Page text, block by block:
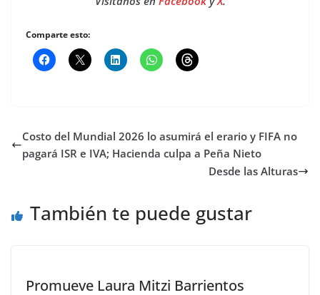
Comparte esto:
Costo del Mundial 2026 lo asumirá el erario y FIFA no
pagará ISR e IVA; Hacienda culpa a Peña Nieto
Desde las Alturas
También te puede gustar
Promueve Laura Mitzi Barrientos